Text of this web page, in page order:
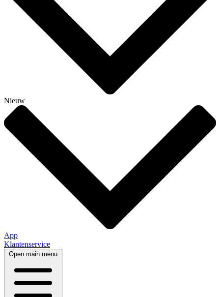
Nieuw
App
Klantenservice
Open main menu